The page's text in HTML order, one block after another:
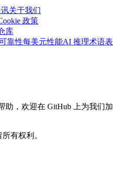
关于我们
政策
库
靠性每美元性能AI 推理术语表
助，欢迎在 GitHub 上为我们加
有权利。